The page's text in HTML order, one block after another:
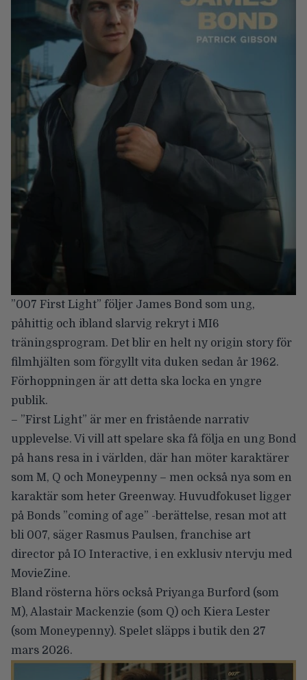
”007 First Light” följer James Bond som ung,
påhittig och ibland slarvig rekryt i MI6
träningsprogram. Det blir en helt ny origin story för
filmhjälten som förgyllt vita duken sedan år 1962.
Förhoppningen är att detta ska locka en yngre
publik.
– ”First Light” är mer en fristående narrativ
upplevelse. Vi vill att spelare ska få följa en ung Bond
på hans resa in i världen, där han möter karaktärer
som M, Q och Moneypenny – men också nya som en
karaktär som heter Greenway. Huvudfokuset ligger
på Bonds ”coming of age” -berättelse, resan mot att
bli 007, säger Rasmus Paulsen, franchise art
director på IO Interactive, i en exklusiv ntervju med
MovieZine.
Bland rösterna hörs också Priyanga Burford (som
M), Alastair Mackenzie (som Q) och Kiera Lester
(som Moneypenny). Spelet släpps i butik den 27
mars 2026.